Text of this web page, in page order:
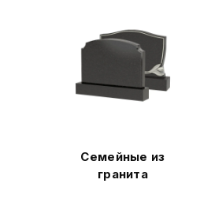
Семейные из
гранита